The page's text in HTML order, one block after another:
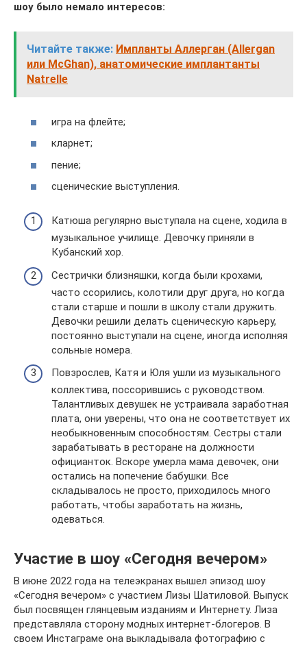
шоу было немало интересов:
Читайте также: Импланты Аллерган (Allergan
или McGhan), анатомические имплантанты
Natrelle
игра на флейте;
кларнет;
пение;
сценические выступления.
Катюша регулярно выступала на сцене, ходила в
музыкальное училище. Девочку приняли в
Кубанский хор.
Сестрички близняшки, когда были крохами,
часто ссорились, колотили друг друга, но когда
стали старше и пошли в школу стали дружить.
Девочки решили делать сценическую карьеру,
постоянно выступали на сцене, иногда исполняя
сольные номера.
Повзрослев, Катя и Юля ушли из музыкального
коллектива, поссорившись с руководством.
Талантливых девушек не устраивала заработная
плата, они уверены, что она не соответствует их
необыкновенным способностям. Сестры стали
зарабатывать в ресторане на должности
официанток. Вскоре умерла мама девочек, они
остались на попечение бабушки. Все
складывалось не просто, приходилось много
работать, чтобы заработать на жизнь,
одеваться.
Участие в шоу «Сегодня вечером»
В июне 2022 года на телеэкранах вышел эпизод шоу
«Сегодня вечером» с участием Лизы Шатиловой. Выпуск
был посвящен глянцевым изданиям и Интернету. Лиза
представляла сторону модных интернет-блогеров. В
своем Инстаграме она выкладывала фотографию с